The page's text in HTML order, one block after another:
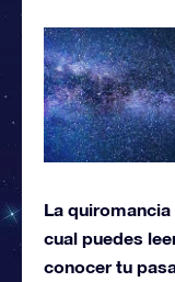
La
cual puedes
conocer tu